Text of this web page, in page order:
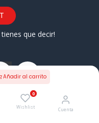
Añadir al carrito
0
Wishlist Cuenta
que decir!
39770 • Cantabria